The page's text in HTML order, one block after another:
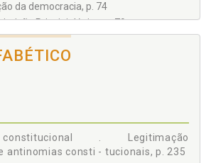
da democracia, p. 74
Principiológica, p. 79
constitucional, p. 79
legalidade, validade e
Dirigente, p. 99
de Direito e planejamento
99
. Legitimação
antinomias consti - tucionais, p. 235